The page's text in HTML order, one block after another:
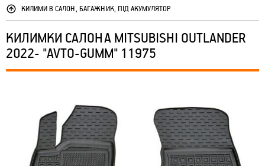
КИЛИМИ В САЛОН, БАГАЖНИК, ПІД АКУМУЛЯТОР
КИЛИМКИ САЛОНА MITSUBISHI OUTLANDER
2022- "AVTO-GUMM" 11975